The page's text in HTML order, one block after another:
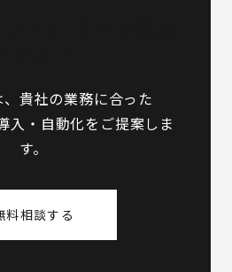
貴社の業務に合った
入・自動化をご提案しま
す。
料相談する